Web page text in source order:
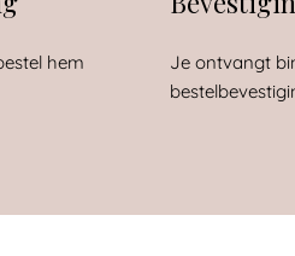
hem
Je ontvangt